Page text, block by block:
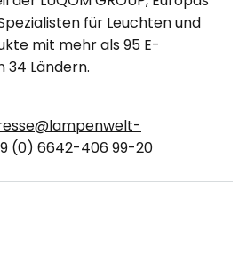
für Leuchten und
mit mehr als 95 E-
34 Ländern.
(0) 6642-406 99-20